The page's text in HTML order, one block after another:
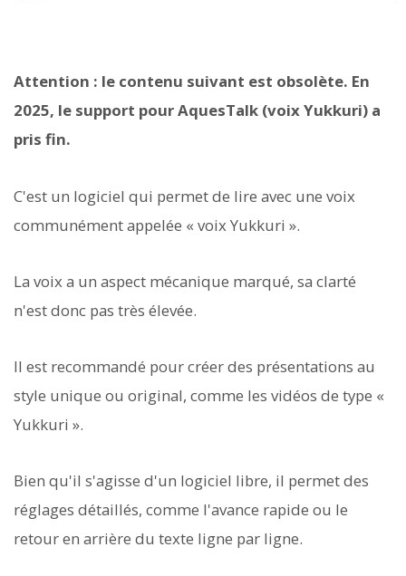
Attention : le contenu suivant est obsolète. En
2025, le support pour AquesTalk (voix Yukkuri) a
pris fin.
C'est un logiciel qui permet de lire avec une voix
communément appelée « voix Yukkuri ».
La voix a un aspect mécanique marqué, sa clarté
n'est donc pas très élevée.
Il est recommandé pour créer des présentations au
style unique ou original, comme les vidéos de type «
Yukkuri ».
Bien qu'il s'agisse d'un logiciel libre, il permet des
réglages détaillés, comme l'avance rapide ou le
retour en arrière du texte ligne par ligne.